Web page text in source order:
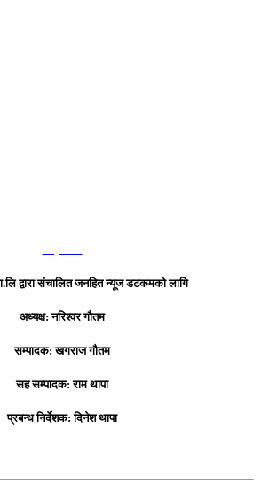
द्वारा संचालित जनहित न्यूज डटकमको लागि
अध्यक्ष: नरिश्वर गौतम
सम्पादक: खगराज गौतम
सह सम्पादक: राम थापा
प्रबन्ध निर्देशक: दिनेश थापा